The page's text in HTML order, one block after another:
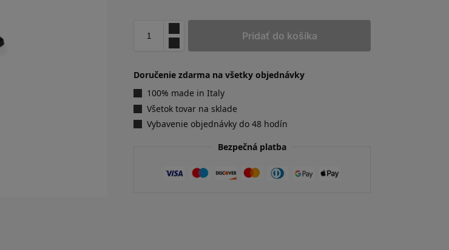
Pridať do košíka
Doručenie zdarma na všetky objednávky
100% made in Italy
Všetok tovar na sklade
Vybavenie objednávky do 48 hodín
Bezpečná platba